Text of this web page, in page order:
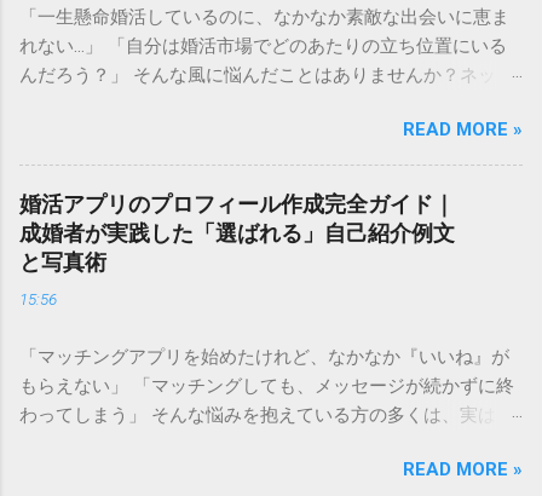
「一生懸命婚活しているのに、なかなか素敵な出会いに恵ま
れない…」 「自分は婚活市場でどのあたりの立ち位置にいる
んだろう？」 そんな風に悩んだことはありませんか？ネット
くるようで怖いと感じる方も多いかもしれません。しかし、
自分の現在の立ち位置を客観的に把握することは、決して自
分を否定することではありません。 むしろ、今の自分の「市
場価値」を正しく理解することは、最短ルートで幸せな結婚
を掴み取るための 強力な武器 になります。 この記事では、
婚活ランク表の仕組みや評価基準を詳しく解説し、自分のラ
ンクを知った上でどのように戦略を立てれば良いのか、具体
が決まる仕組み 婚活ランク表とは、年齢、年収、学歴、外
見、職業などのスペックを数値化し、婚活市場における「需
要」を可視化したものです。多くの結婚相談所やマッチング
るポイントが大きく異なるのが特徴です。 男性の評価ポイン
READ MORE »
婚活アプリのプロフィール作成完全ガイド｜
成婚者が実践した「選ばれる」自己紹介例文
と写真術
15:56
「マッチングアプリを始めたけれど、なかなか『いいね』が
もらえない」 「マッチングしても、メッセージが続かずに終
わってしまう」 そんな悩みを抱えている方の多くは、実は プ
て、プロフィールはあなたの「第一印象」そのもの。どれだ
READ MORE »